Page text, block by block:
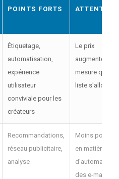
POINTS FORTS ATTENTION
Étiquetage,
automatisation,
expérience
utilisateur
conviviale pour les
créateurs
Le prix
augmente à
mesure que la
liste s'allonge.
Recommandations,
réseau publicitaire,
analyse
Moins poussé
en matière
des e-mails